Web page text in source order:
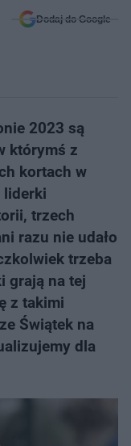
Dodaj do Google
2023 są
którymś z
kortach w
liderki
trzech
razu nie udało
trzeba
grają na tej
z takimi
Świątek na
dla